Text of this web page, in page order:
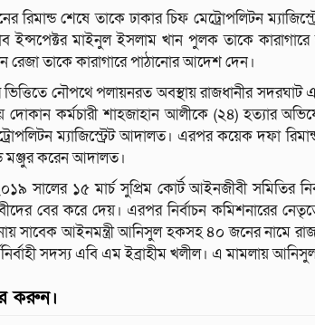
রিমান্ড শেষে তাকে ঢাকার চিফ মেট্রোপলিটন
ইন্সপেক্টর মাইনুল ইসলাম খান পুলক তাকে
রেজা তাকে কারাগারে পাঠানোর আদেশ দেন।
নৌপথে পলায়নরত অবস্থায় রাজধানীর সদরঘাট
দোকান কর্মচারী শাহজাহান আলীকে (২৪) হত্যার
ম্যাজিস্ট্রেট আদালত। এরপর কয়েক দফা
মঞ্জুর করেন আদালত।
সালের ১৫ মার্চ সুপ্রিম কোর্ট আইনজীবী সমিতির
বের করে দেয়। এরপর নির্বাচন কমিশনারের
সাবেক আইনমন্ত্রী আনিসুল হকসহ ৪০ জনের নামে
সদস্য এবি এম ইব্রাহীম খলীল। এ মামলায়
করুন।